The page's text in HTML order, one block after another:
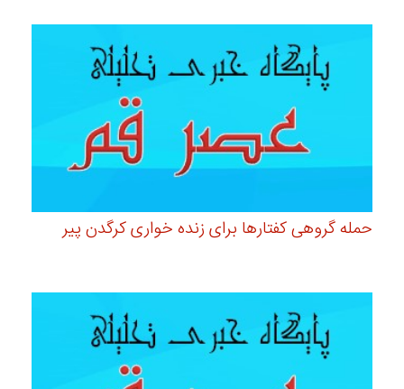
حمله گروهی کفتارها برای زنده خواری کرگدن پیر